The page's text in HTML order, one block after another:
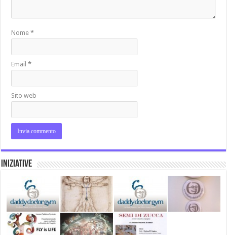
Nome*
Email*
Sito web
Iniziative